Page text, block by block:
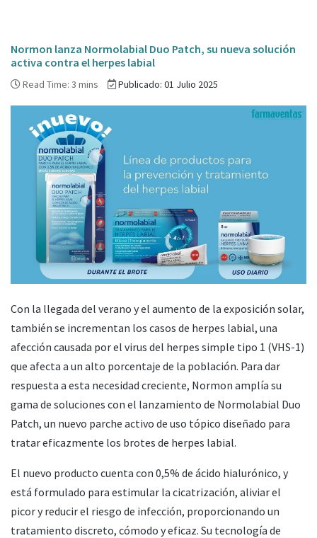
Normon lanza Normolabial Duo Patch, su nueva solución
activa contra el herpes labial
Read Time: 3 mins Publicado: 01 Julio 2025
Con la llegada del verano y el aumento de la exposición solar,
también se incrementan los casos de herpes labial, una
afección causada por el virus del herpes simple tipo 1 (VHS-1)
que afecta a un alto porcentaje de la población. Para dar
respuesta a esta necesidad creciente, Normon amplía su
gama de soluciones con el lanzamiento de Normolabial Duo
Patch, un nuevo parche activo de uso tópico diseñado para
tratar eficazmente los brotes de herpes labial.
El nuevo producto cuenta con 0,5% de ácido hialurónico, y
está formulado para estimular la cicatrización, aliviar el
picor y reducir el riesgo de infección, proporcionando un
tratamiento discreto, cómodo y eficaz. Su tecnología de